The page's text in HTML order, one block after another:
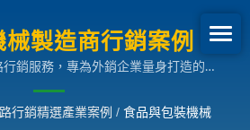
製造商行銷案例 |
銷SEO成長案例
銷服務，專為外銷企業量身打造的多
行銷精選產業案例 / 食品與包裝機械